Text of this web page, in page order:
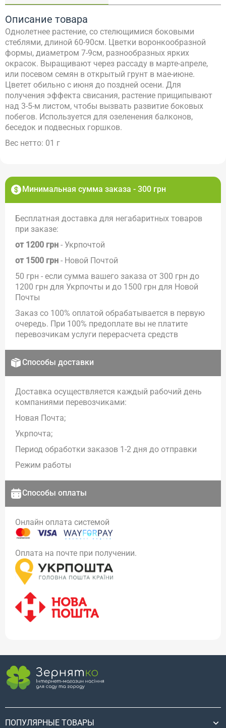
Минимальная сумма заказа - 300 грн
Бесплатная доставка для негабаритных товаров
при заказе:
от 1200 грн - Укрпочтой
от 1500 грн - Новой Почтой
50 грн - если сумма вашего заказа от 300 грн до
1200 грн для Укрпочты и до 1500 грн для Новой
Почты
Заказ со 100% оплатой обрабатывается в первую
очередь. При 100% предоплате вы не платите
перевозчикам услуги перерасчета средств
Способы доставки
Доставка осуществляется каждый рабочий день
компаниями перевозчиками:
Новая Почта;
Укрпочта;
Период обработки заказов 1-2 дня до отправки
Режим работы
Способы оплаты
Онлайн оплата системой
Оплата на почте при получении.
Описание товара
Однолетнее растение, со стелющимися боковыми
стеблями, длиной 60-90см. Цветки воронкообразной
формы, диаметром 7-9см, разнообразных ярких
окрасок. Выращивают через рассаду в марте-апреле,
или посевом семян в открытый грунт в мае-июне.
Цветет обильно с июня до поздней осени. Для
получения эффекта свисания, растение прищипывают
над 3-5-м листом, чтобы вызвать развитие боковых
побегов. Используется для озеленения балконов,
беседок и подвесных горшков.
Вес нетто: 01 г
ПОПУЛЯРНЫЕ ТОВАРЫ